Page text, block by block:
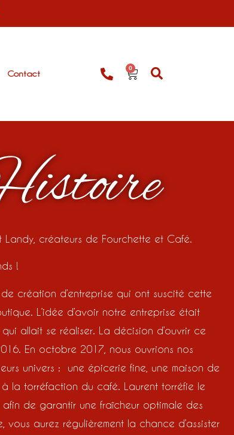
Contact
0
Landy, créateurs de Fourchette et Café.
!
création d’entreprise qui ont suscité cette
L’idée d’avoir notre entreprise était
allait se réaliser. La décision d’ouvrir ce
En octobre 2017, nous ouvrions nos
univers : une épicerie fine, une maison de
la torréfaction du café. Laurent torréfie le
de garantir une fraîcheur optimale des
vous aurez régulièrement la chance d’assister